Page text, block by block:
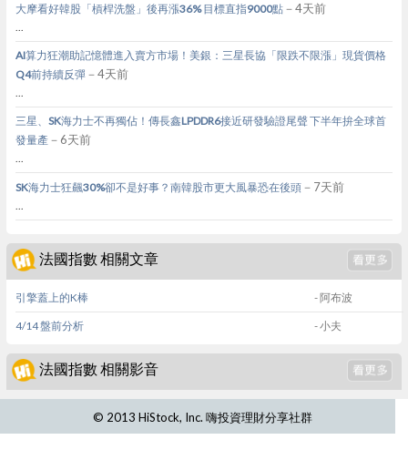
大摩看好韓股「槓桿洗盤」後再漲36% 目標直指9000點－4天前
...
AI算力狂潮助記憶體進入賣方市場！美銀：三星長協「限跌不限漲」現貨價格
Q4前持續反彈－4天前
...
三星、SK海力士不再獨佔！傳長鑫LPDDR6接近研發驗證尾聲 下半年拚全球首
發量產－6天前
...
SK海力士狂飆30%卻不是好事？南韓股市更大風暴恐在後頭－7天前
...
法國指數 相關文章
- 阿布波
引擎蓋上的K棒
- 小夫
4/14 盤前分析
法國指數 相關影音
© 2013 HiStock, Inc. 嗨投資理財分享社群